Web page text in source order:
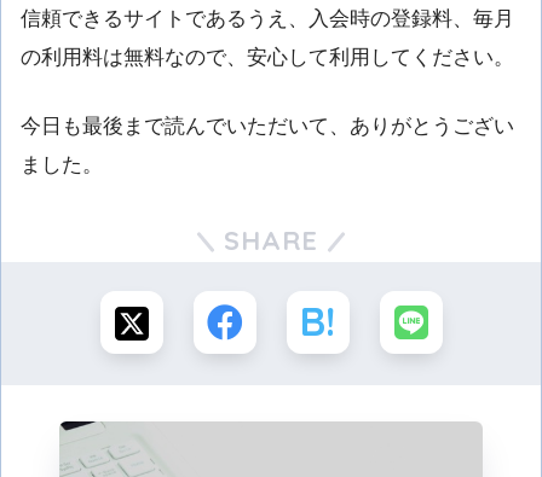
信頼できるサイトであるうえ、入会時の登録料、毎月
の利用料は無料なので、安心して利用してください。
今日も最後まで読んでいただいて、ありがとうござい
ました。
SHARE